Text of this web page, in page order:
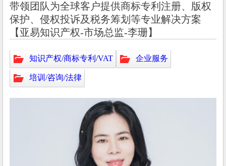
带领团队为全球客户提供商标专利注册、版权
保护、侵权投诉及税务筹划等专业解决方案
【亚易知识产权-市场总监-李珊】
知识产权/商标专利/VAT 企业服务
培训/咨询/法律